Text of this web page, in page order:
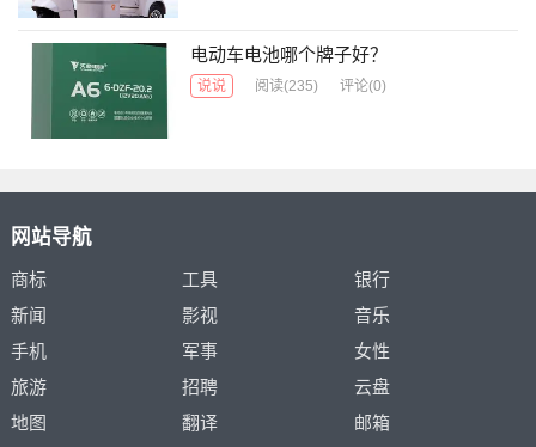
电动车电池哪个牌子好？
说说 阅读(235) 评论(0)
网站导航
商标 工具
银行
新闻
影视
音乐
手机
军事
女性
旅游
招聘
云盘
地图
翻译 邮箱